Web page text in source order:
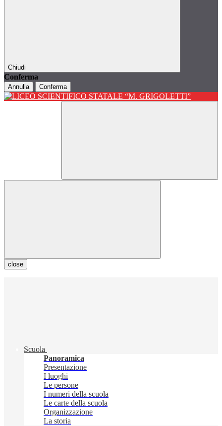
Chiudi
Conferma
Annulla Conferma
close
Scuola
Panoramica
Presentazione
I luoghi
Le persone
I numeri della scuola
Le carte della scuola
Organizzazione
La storia